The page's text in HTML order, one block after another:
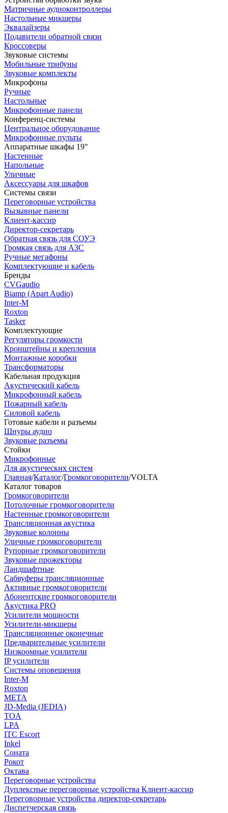
Матричные аудиоконтроллеры
Настольные микшеры
Эквалайзеры
Подавители обратной связи
Кроссоверы
Звуковые системы
Мобильные трибуны
Звуковые комплекты
Микрофоны
Ручные
Настольные
Микрофонные панели
Конференц-системы
Центральное оборудование
Микрофонные пульты
Аппаратные шкафы 19"
Настенные
Напольные
Уличные
Аксессуары для шкафов
Системы связи
Переговорные устройства
Вызывные панели
Клиент-кассир
Директор-секретарь
Обратная связь для СОУЭ
Громкая связь для АЗС
Ручные мегафоны
Комплектующие и кабель
Бренды
CVGaudio
Biamp (Apart Audio)
Inter-M
Roxton
Tasker
Комплектующие
Регуляторы громкости
Кронштейны и крепления
Монтажные коробки
Трансформаторы
Кабельная продукция
Акустический кабель
Микрофонный кабель
Пожарный кабель
Силовой кабель
Готовые кабели и разъемы
Шнуры аудио
Звуковые разъемы
Стойки
Микрофонные
Для акустических систем
Главная/Каталог/Громкоговорители/VOLTA
Каталог товаров
Громкоговорители
Потолочные громкоговорители
Настенные громкоговорители
Трансляционная акустика
Звуковые колонны
Уличные громкоговорители
Рупорные громкоговорители
Звуковые прожекторы
Ландшафтные
Сабвуферы трансляционные
Активные громкоговорители
Абонентские громкоговорители
Акустика PRO
Усилители мощности
Усилители-микшеры
Трансляционные оконечные
Предварительные усилители
Низкоомные усилители
IP усилители
Системы оповещения
Inter-M
Roxton
МЕТА
JD-Media (JEDIA)
TOA
LPA
ITC Escort
Inkel
Соната
Рокот
Октава
Переговорные устройства
Дуплексные переговорные устройства Клиент-кассир
Переговорные устройства директор-секретарь
Диспетчерская связь